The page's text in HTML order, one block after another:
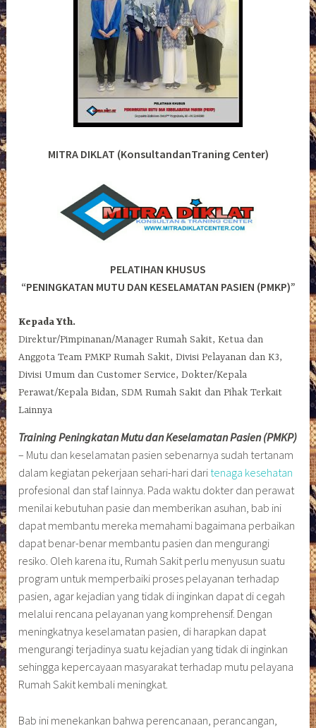
MITRA DIKLAT (KonsultandanTraning Center)
PELATIHAN KHUSUS
“PENINGKATAN MUTU DAN KESELAMATAN PASIEN (PMKP)”
Kepada Yth.
Direktur/Pimpinanan/Manager Rumah Sakit, Ketua dan
Anggota Team PMKP Rumah Sakit, Divisi Pelayanan dan K3,
Divisi Umum dan Customer Service, Dokter/Kepala
Perawat/Kepala Bidan, SDM Rumah Sakit dan Pihak Terkait
Lainnya
Training Peningkatan Mutu dan Keselamatan Pasien (PMKP)
– Mutu dan keselamatan pasien sebenarnya sudah tertanam
dalam kegiatan pekerjaan sehari-hari dari tenaga kesehatan
profesional dan staf lainnya. Pada waktu dokter dan perawat
menilai kebutuhan pasie dan memberikan asuhan, bab ini
dapat membantu mereka memahami bagaimana perbaikan
dapat benar-benar membantu pasien dan mengurangi
resiko. Oleh karena itu, Rumah Sakit perlu menyusun suatu
program untuk memperbaiki proses pelayanan terhadap
pasien, agar kejadian yang tidak di inginkan dapat di cegah
melalui rencana pelayanan yang komprehensif. Dengan
meningkatnya keselamatan pasien, di harapkan dapat
mengurangi terjadinya suatu kejadian yang tidak di inginkan
sehingga kepercayaan masyarakat terhadap mutu pelayana
Rumah Sakit kembali meningkat.
Bab ini menekankan bahwa perencanaan, perancangan,